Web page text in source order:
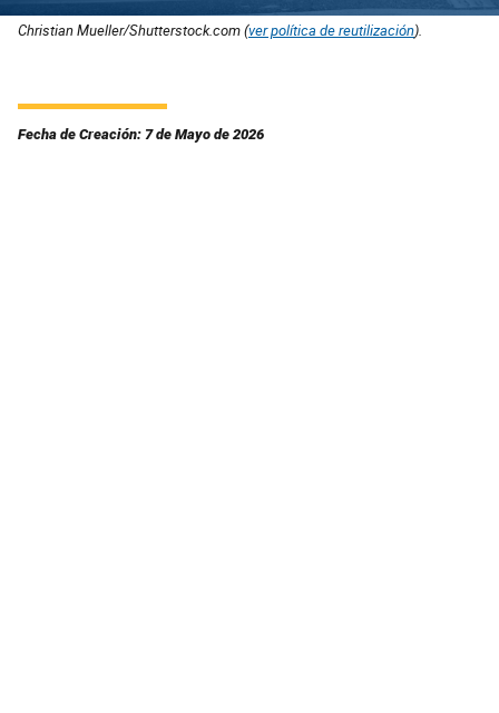
Christian Mueller/Shutterstock.com (ver política de reutilización).
Fecha de Creación: 7 de Mayo de 2026